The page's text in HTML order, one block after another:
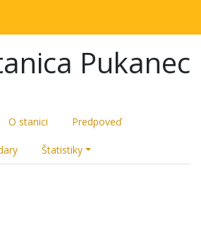
Pukanec
O stanici Predpoveď
Štatistiky